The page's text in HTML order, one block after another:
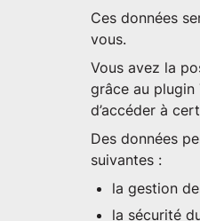
Ces données
vous.
Vous avez la
grâce au
d’accéder à
Des données
suivantes :
la gestion
la sécurité